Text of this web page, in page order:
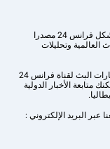
بالنسبة للمقيمين في إيطاليا المهتمين بالأخبار الدولية، تشكل فرانس 24 مصدرا
العالمية وتحليلات
يرجى التحقق من التحديثات من وقت لآخر فيما يتعلق بخيارات البث لقناة فرانس 24
متابعة الأخبار الدولية
عبر البريد الإلكتروني :